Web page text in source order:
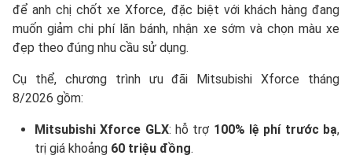
để anh chị chốt xe Xforce, đặc biệt với khách hàng đang
muốn giảm chi phí lăn bánh, nhận xe sớm và chọn màu xe
đẹp theo đúng nhu cầu sử dụng.
Cụ thể, chương trình ưu đãi Mitsubishi Xforce tháng
8/2026 gồm:
Mitsubishi Xforce GLX: hỗ trợ 100% lệ phí trước bạ,
trị giá khoảng 60 triệu đồng.